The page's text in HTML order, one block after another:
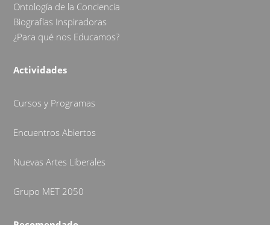
Ontología de la Conciencia
Biografías Inspiradoras
¿Para qué nos Educamos?
Actividades
Cursos y Programas
Encuentros Abiertos
Nuevas Artes Liberales
Grupo MET 2050